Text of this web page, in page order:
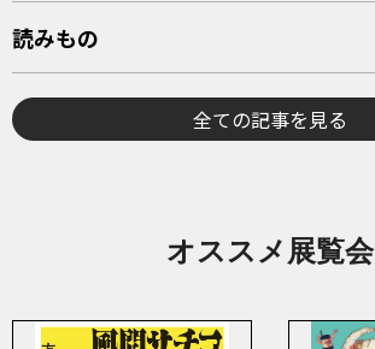
読みもの
全ての記事を見る
オススメ展覧会